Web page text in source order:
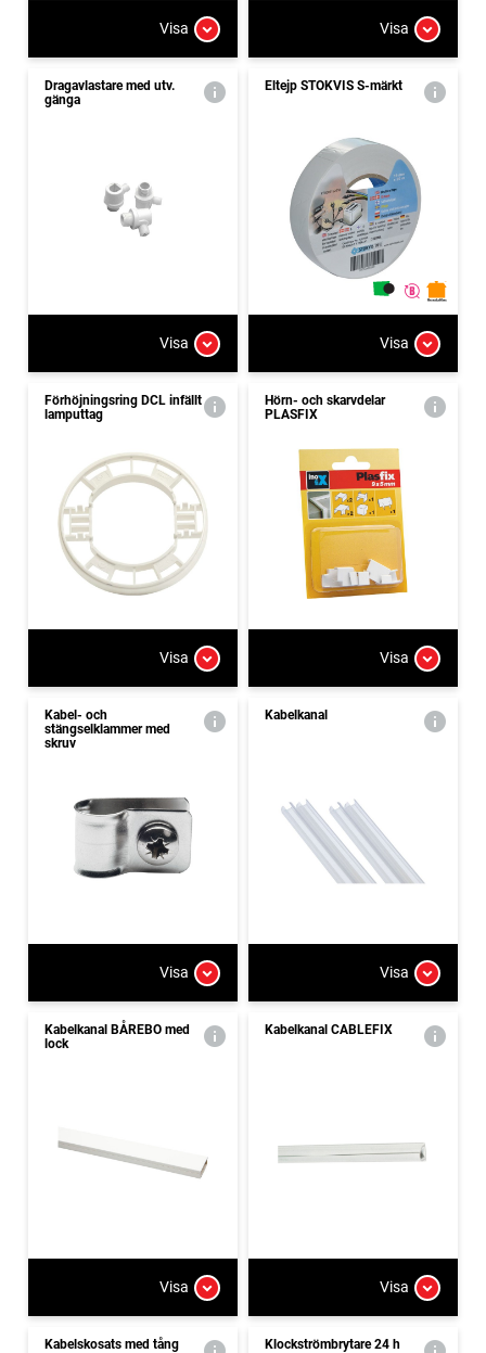
Visa Visa
Dragavlastare med utv.
gänga
Visa
Eltejp STOKVIS S-märkt
Visa
Förhöjningsring DCL infällt
lamputtag
Visa
Hörn- och skarvdelar
PLASFIX
Visa
Kabel- och
stängselklammer med
skruv
Visa
Kabelkanal
Visa
Kabelkanal BÅREBO med
lock
Visa
Kabelkanal CABLEFIX
Visa
Kabelskosats med tång
Klockströmbrytare 24 h